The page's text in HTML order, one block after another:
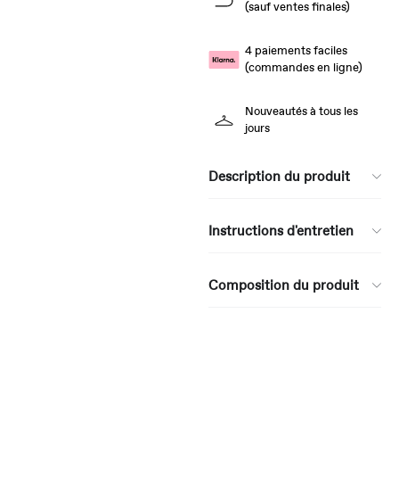
(sauf ventes finales)
4 paiements faciles
(commandes en ligne)
Nouveautés à tous les
jours
Description du produit
Instructions d'entretien
Composition du produit